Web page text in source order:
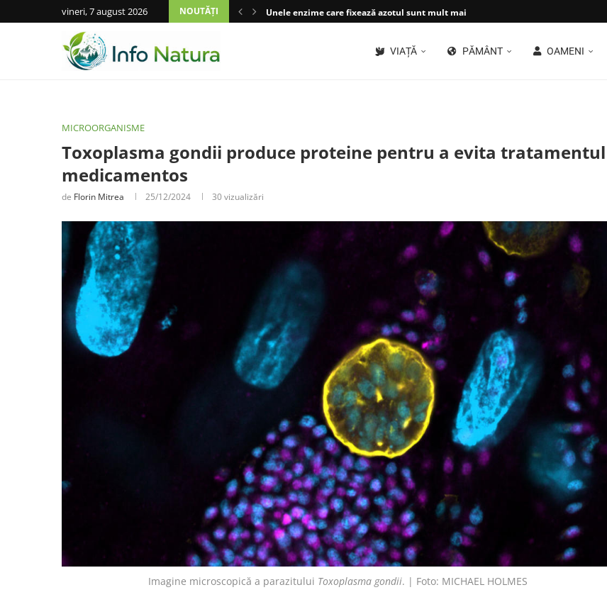
vineri, 7 august 2026 NOUTĂȚI Unele enzime care fixează azotul sunt mult mai...
VIAȚĂ PĂMÂNT OAMENI
MICROORGANISME
Toxoplasma gondii produce proteine pentru a evita tratamentul
medicamentos
de Florin Mitrea 25/12/2024 30vizualizări
Imagine microscopică a parazitului Toxoplasma gondii. | Foto: MICHAEL HOLMES